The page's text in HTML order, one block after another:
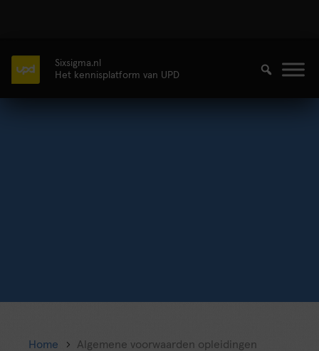
Sixsigma.nl
Het kennisplatform van UPD
Home Algemene voorwaarden opleidingen